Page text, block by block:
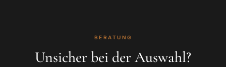
BERATUNG
Unsicher bei der Auswahl?